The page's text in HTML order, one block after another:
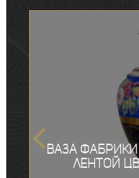
Ваза
лентой